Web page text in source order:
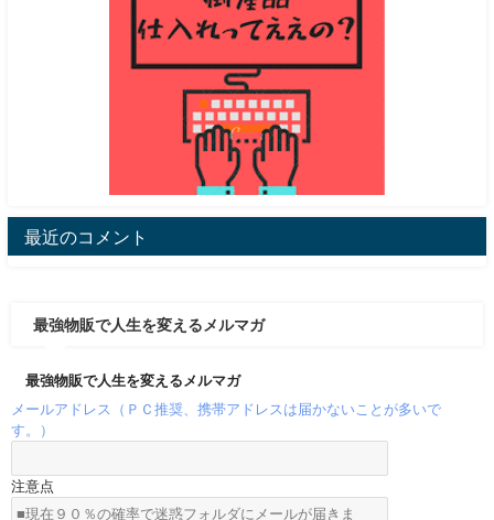
最近のコメント
最強物販で人生を変えるメルマガ
最強物販で人生を変えるメルマガ
メールアドレス（ＰＣ推奨、携帯アドレスは届かないことが多いで
す。）
注意点